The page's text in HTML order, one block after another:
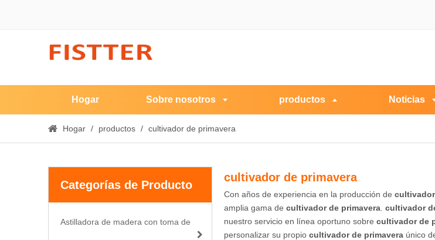
Hogar Sobre nosotros productos Noticias
Hogar / productos / cultivador de primavera
Categorías de Producto
Astilladora de madera con toma de
cultivador de primavera
Con años de experiencia en la producción de
amplia gama de cultivador de primavera cultivador
nuestro servicio en línea oportuno sobre cultivador de
personalizar su propio cultivador de primavera único